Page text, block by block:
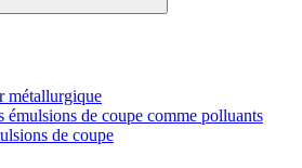
métallurgique
émulsions de coupe comme polluants
de coupe